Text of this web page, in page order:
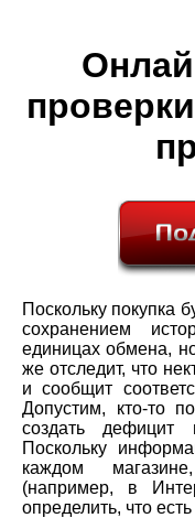
Поскольку покупка
сохранением
единицах обмена,
же отследит, что
и сообщит
Допустим, кто-то
создать дефицит
Поскольку
каждом
(например, в
определить, что